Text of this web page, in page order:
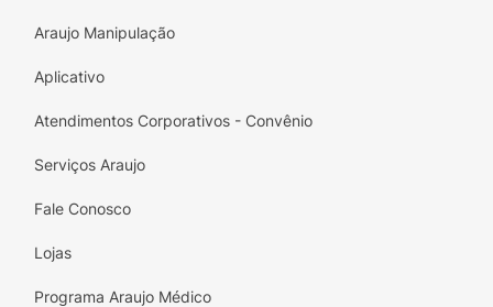
conta com flocos de gel super filtrantes e
melhor a urina na fralda, diminuindo assim o
retorno.
Araujo Manipulação
Aplicativo
Atendimentos Corporativos - Convênio
Serviços Araujo
Fale Conosco
Lojas
Programa Araujo Médico